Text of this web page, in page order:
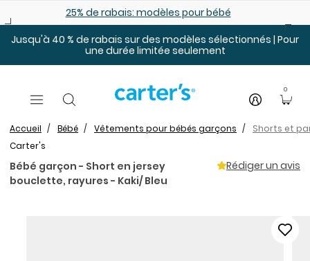
25% de rabais: modèles pour bébé
Jusqu'à 40 % de rabais sur des modèles sélectionnés | Pour
une durée limitée seulement
0
Accueil Bébé Vêtements pour bébés garçons
Shorts et
Carter's
Bébé garçon - Short en jersey
bouclette, rayures - Kaki/ Bleu
Rédiger un avis